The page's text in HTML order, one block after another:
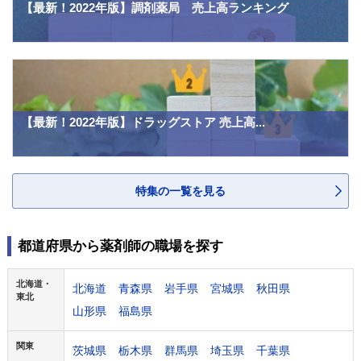
【最新！2022年版】調剤薬局 売上高ランキング
【最新！2022年版】ドラッグストア 売上高...
特集の一覧を見る
都道府県から薬剤師の職場を探す
北海道・
東北
北海道 青森県 岩手県 宮城県
秋田県
山形県
福島県
関東 茨城県 栃木県 群馬県 埼玉県
千葉県